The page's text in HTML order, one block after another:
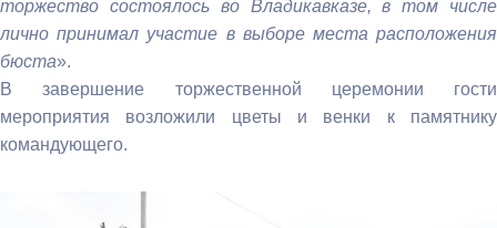
торжество состоялось во Владикавказе, в том числе
лично принимал участие в выборе места расположения
бюста».
В завершение торжественной церемонии гости
мероприятия возложили цветы и венки к памятнику
командующего.